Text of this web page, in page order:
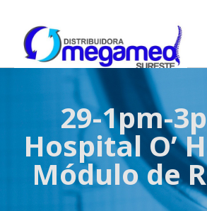
OmegaMed Sureste
OmegaMed Sureste
29-1pm-
Hospital O’
Módulo de